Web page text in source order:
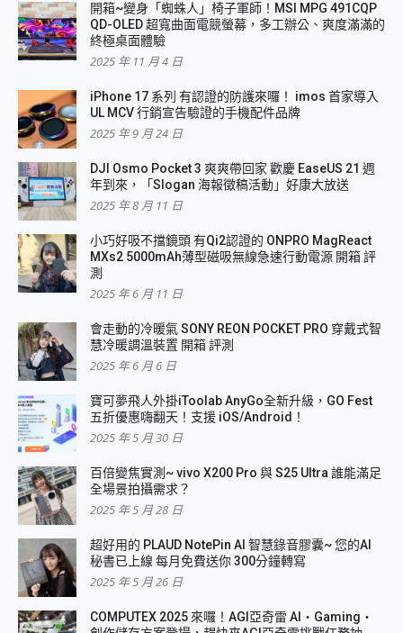
開箱~變身「蜘蛛人」椅子軍師！MSI MPG 491CQP
QD-OLED 超寬曲面電競螢幕，多工辦公、爽度滿滿的
終極桌面體驗
2025 年 11 月 4 日
iPhone 17 系列 有認證的防護來囉！ imos 首家導入
UL MCV 行銷宣告驗證的手機配件品牌
2025 年 9 月 24 日
DJI Osmo Pocket 3 爽爽帶回家 歡慶 EaseUS 21 週
年到來，「Slogan 海報徵稿活動」好康大放送
2025 年 8 月 11 日
小巧好吸不擋鏡頭 有Qi2認證的 ONPRO MagReact
MXs2 5000mAh薄型磁吸無線急速行動電源 開箱 評
測
2025 年 6 月 11 日
會走動的冷暖氣 SONY REON POCKET PRO 穿戴式智
慧冷暖調溫裝置 開箱 評測
2025 年 6 月 6 日
寶可夢飛人外掛iToolab AnyGo全新升級，GO Fest
五折優惠嗨翻天！支援 iOS/Android！
2025 年 5 月 30 日
百倍變焦實測~ vivo X200 Pro 與 S25 Ultra 誰能滿足
全場景拍攝需求？
2025 年 5 月 28 日
超好用的 PLAUD NotePin AI 智慧錄音膠囊~ 您的AI
秘書已上線 每月免費送你 300分鐘轉寫
2025 年 5 月 26 日
COMPUTEX 2025 來囉！AGI亞奇雷 AI・Gaming・